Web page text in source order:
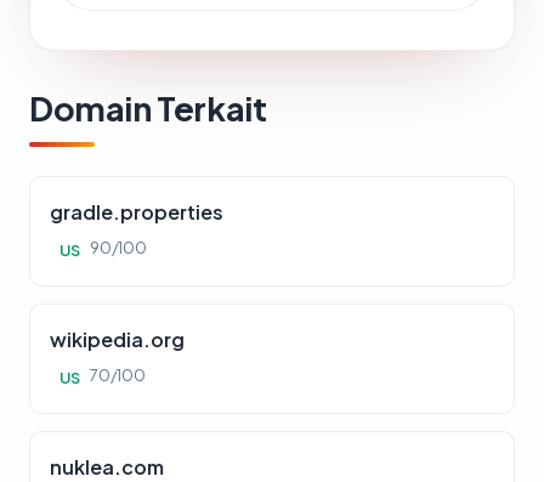
Domain Terkait
gradle.properties
US 90/100
wikipedia.org
US 70/100
nuklea.com